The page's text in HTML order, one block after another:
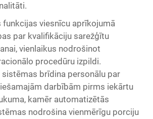
viesnīcu aprīkojumā
par kvalifikāciju sarežģītu
vienlaikus nodrošinot
procedūru izpildi.
sistēmas brīdina personālu par
darbībām pirms iekārtu
kamēr automatizētās
nodrošina vienmērīgu porciju